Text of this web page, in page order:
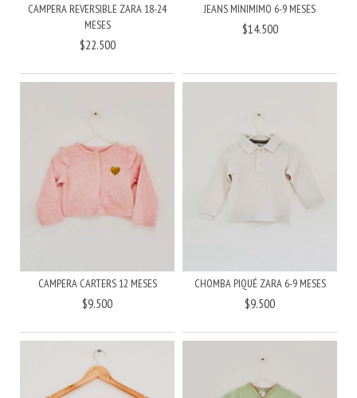
CAMPERA REVERSIBLE ZARA 18-24
MESES
$22.500
JEANS MINIMIMO 6-9 MESES
$14.500
CAMPERA CARTERS 12 MESES
$9.500
CHOMBA PIQUÉ ZARA 6-9 MESES
$9.500